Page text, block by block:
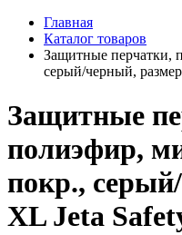
Главная
Каталог товаров
Защитные перчатки,
серый/черный,
Защитные
полиэфир,
покр.,
XL Jeta